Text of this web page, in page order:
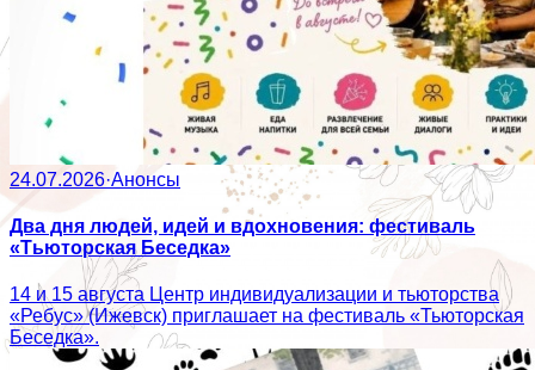
24.07.2026·Анонсы
Два дня людей, идей и вдохновения: фестиваль
«Тьюторская Беседка»
14 и 15 августа Центр индивидуализации и тьюторства
«Ребус» (Ижевск) приглашает на фестиваль «Тьюторская
Беседка».